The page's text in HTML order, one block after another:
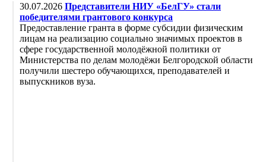
30.07.2026 Представители НИУ «БелГУ» стали
победителями грантового конкурса
Предоставление гранта в форме субсидии физическим
лицам на реализацию социально значимых проектов в
сфере государственной молодёжной политики от
Министерства по делам молодёжи Белгородской области
получили шестеро обучающихся, преподавателей и
выпускников вуза.